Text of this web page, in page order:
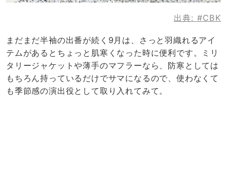
出典: #CBK
まだまだ半袖の出番が続く9月は、さっと羽織れるアイ
テムがあるとちょっと肌寒くなった時に便利です。ミリ
タリージャケットや薄手のマフラーなら、防寒としては
もちろん持っているだけでサマになるので、使わなくて
も季節感の演出役として取り入れてみて。